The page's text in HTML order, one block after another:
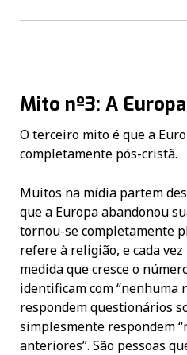
Mito nº3: A
O terceiro mito é que a
completamente pós-cristã.
Muitos na mídia partem
que a Europa abandonou
tornou-se completamente
refere à religião, e cada
medida que cresce o
identificam com “nenhuma
respondem questionários
simplesmente respondem
anteriores”. São pessoas